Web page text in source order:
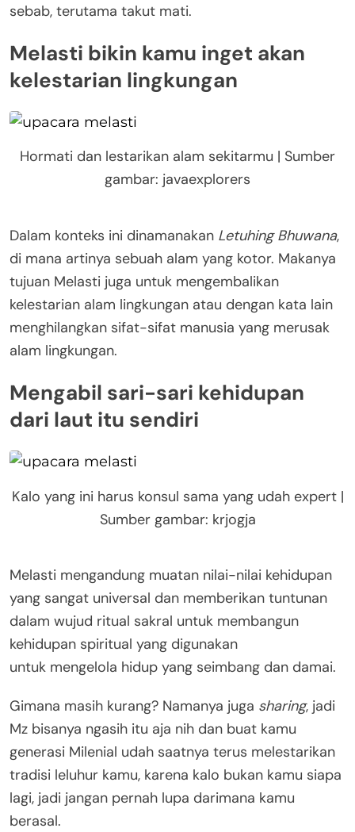
sebab, terutama takut mati.
Melasti bikin kamu inget akan
kelestarian lingkungan
Hormati dan lestarikan alam sekitarmu | Sumber
gambar: javaexplorers
Dalam konteks ini dinamanakan Letuhing Bhuwana,
di mana artinya sebuah alam yang kotor. Makanya
tujuan Melasti juga untuk mengembalikan
kelestarian alam lingkungan atau dengan kata lain
menghilangkan sifat-sifat manusia yang merusak
alam lingkungan.
Mengabil sari-sari kehidupan
dari laut itu sendiri
Kalo yang ini harus konsul sama yang udah expert |
Sumber gambar: krjogja
Melasti mengandung muatan nilai-nilai kehidupan
yang sangat universal dan memberikan tuntunan
dalam wujud ritual sakral untuk membangun
kehidupan spiritual yang digunakan
untuk mengelola hidup yang seimbang dan damai.
Gimana masih kurang? Namanya juga sharing, jadi
Mz bisanya ngasih itu aja nih dan buat kamu
generasi Milenial udah saatnya terus melestarikan
tradisi leluhur kamu, karena kalo bukan kamu siapa
lagi, jadi jangan pernah lupa darimana kamu
berasal.